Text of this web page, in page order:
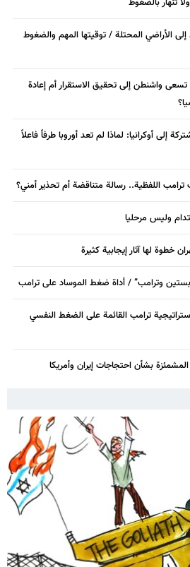
إلى الأراضي المحتلة / توقيتها المهم والضغوط
واشنطن إلى تحقيق الاستقرار أم إعادة
إلى أوكرانيا: لماذا لم تعد أوروبا طرفاً فاعلاً
اللفظية.. رسالة متناقضة أم تحذير أمني؟
وليس مرحليا
خطوة لها آثار إيجابية كثيرة
وترامب” / أداة ضغط الموساد على ترامب
ترامب القائمة على الضغط النفسي
بشأن احتجاجات إيران وأمريكا